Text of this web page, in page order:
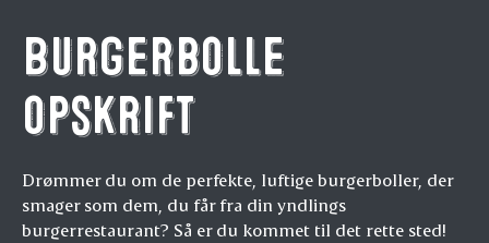
Burgerbolle
opskrift
Drømmer du om de perfekte, luftige burgerboller, der
smager som dem, du får fra din yndlings
burgerrestaurant? Så er du kommet til det rette sted!